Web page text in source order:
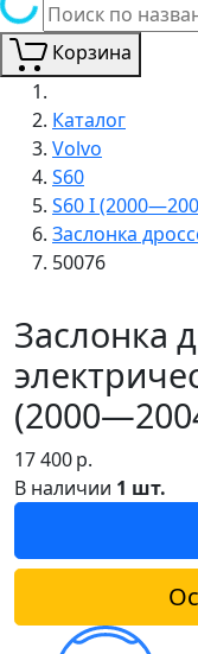
Корзина
Каталог
Volvo
S60
S60 I
Заслонка
50076
Заслонка
17 400р.
В наличии 1 шт.